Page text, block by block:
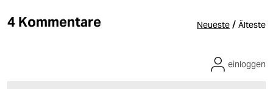
4 Kommentare Neueste / Älteste
einloggen